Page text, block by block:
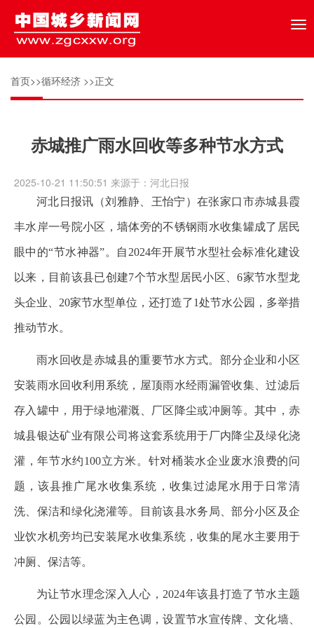
首页>>循环经济 >>正文
赤城推广雨水回收等多种节水方式
2025-10-21 11:50:51 来源于：河北日报
河北日报讯（刘雅静、王怡宁）在张家口市赤城县霞
丰水岸一号院小区，墙体旁的不锈钢雨水收集罐成了居民
眼中的“节水神器”。自2024年开展节水型社会标准化建设
以来，目前该县已创建7个节水型居民小区、6家节水型龙
头企业、20家节水型单位，还打造了1处节水公园，多举措
推动节水。
雨水回收是赤城县的重要节水方式。部分企业和小区
安装雨水回收利用系统，屋顶雨水经雨漏管收集、过滤后
存入罐中，用于绿地灌溉、厂区降尘或冲厕等。其中，赤
城县银达矿业有限公司将这套系统用于厂内降尘及绿化浇
灌，年节水约100立方米。针对桶装水企业废水浪费的问
题，该县推广尾水收集系统，收集过滤尾水用于日常清
洗、保洁和绿化浇灌等。目前该县水务局、部分小区及企
业饮水机旁均已安装尾水收集系统，收集的尾水主要用于
冲厕、保洁等。
为让节水理念深入人心，2024年该县打造了节水主题
公园。公园以绿蓝为主色调，设置节水宣传牌、文化墙、